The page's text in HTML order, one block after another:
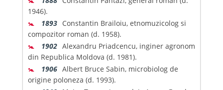
1946).
🚼 1893 Constantin Brailoiu, etnomuzicolog si
compozitor roman (d. 1958).
🚼 1902 Alexandru Priadcencu, inginer agronom
din Republica Moldova (d. 1981).
🚼 1906 Albert Bruce Sabin, microbiolog de
origine poloneza (d. 1993).